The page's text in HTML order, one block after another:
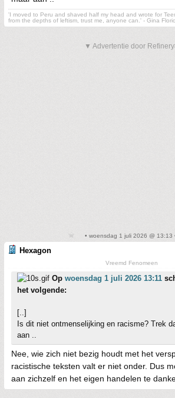
'I moved to Peru and shaved half my head and wrote for
from the depths of leftism, trust me, anyone can.' - Gina Florio
▼ Advertentie door
• woensdag 1 juli 2026 @ 13:13
Hexagon
Vreemd Fenomeen
Op woensdag 1 juli 2026 13:11
het volgende:
[..]
Is dit niet ontmenselijking en racisme? Trek
aan ..
Nee, wie zich niet bezig houdt met het
racistische teksten valt er niet onder. Dus
aan zichzelf en het eigen handelen te